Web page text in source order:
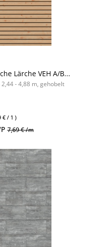
Lärche VEH A/B...
- 4,88 m, gehobelt
€ / 1 )
7,69 € /m